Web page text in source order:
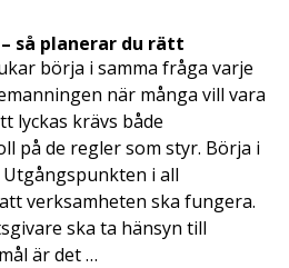
så planerar du rätt
börja i samma fråga varje
när många vill vara
lyckas krävs både
på de regler som styr. Börja i
i all
verksamheten ska fungera.
ska ta hänsyn till
är det …